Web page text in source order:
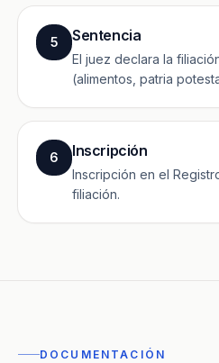
5 Sentencia
El juez declara la
(alimentos, patria
6 Inscripción
Inscripción en el
filiación.
DOCUMENTACIÓN